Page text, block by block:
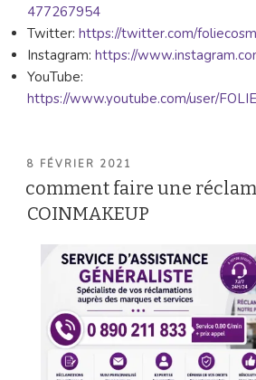
477267954
Twitter: https://twitter.com/
Instagram: https://
YouTube:
https://www.youtube.com/user/
PUBLIÉ
8 FÉVRIER 2021
comment faire une
COINMAKEUP